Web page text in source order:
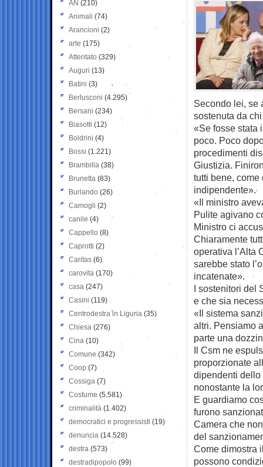
Secondo lei, se
sostenuta da
«Se fosse stata
poco. Poco
procedimenti
Giustizia.
tutti bene,
indipendente».
«Il ministro
Pulite agivano
Ministro ci
Chiaramente
operativa l’Alta
sarebbe stato
incatenate».
I sostenitori del
e che sia
«Il sistema
altri. Pensiamo
parte una
Il Csm ne
proporzionate
dipendenti dello
nonostante la
E guardiamo
furono
Camera che
del
Come dimostra
possono
AN (210)
Animali (74)
Arancioni (2)
arte (175)
Attentato (329)
Auguri (13)
Batini (3)
Berlusconi (4.295)
Bersani (234)
Biasotti (12)
Boldrini (4)
Bossi (1.221)
Brambilla (38)
Brunetta (83)
Burlando (26)
Camogli (2)
canile (4)
Cappello (8)
Caprotti (2)
Caritas (6)
carovita (170)
casa (247)
Casini (119)
Centrodestra in Liguria (35)
Chiesa (276)
Cina (10)
Comune (342)
Coop (7)
Cossiga (7)
Costume (5.581)
criminalità (1.402)
democratici e progressisti (19)
denuncia (14.528)
destra (573)
destradipopolo (99)